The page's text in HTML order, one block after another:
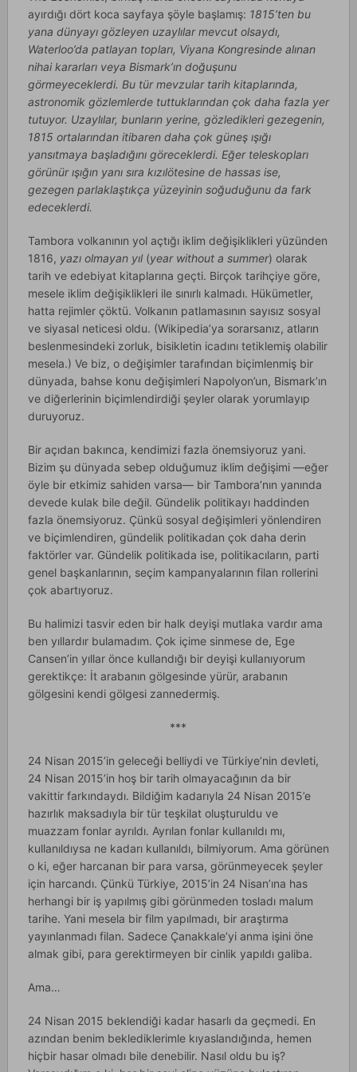
ayırdığı dört koca sayfaya şöyle başlamış: 1815’ten bu
yana dünyayı gözleyen uzaylılar mevcut olsaydı,
Waterloo’da patlayan topları, Viyana Kongresinde alınan
nihai kararları veya Bismark’ın doğuşunu
görmeyeceklerdi. Bu tür mevzular tarih kitaplarında,
astronomik gözlemlerde tuttuklarından çok daha fazla yer
tutuyor. Uzaylılar, bunların yerine, gözledikleri gezegenin,
1815 ortalarından itibaren daha çok güneş ışığı
yansıtmaya başladığını göreceklerdi. Eğer teleskopları
görünür ışığın yanı sıra kızılötesine de hassas ise,
gezegen parlaklaştıkça yüzeyinin soğuduğunu da fark
edeceklerdi.
Tambora volkanının yol açtığı iklim değişiklikleri yüzünden
1816, yazı olmayan yıl(year without a summer) olarak
tarih ve edebiyat kitaplarına geçti. Birçok tarihçiye göre,
mesele iklim değişiklikleri ile sınırlı kalmadı. Hükümetler,
hatta rejimler çöktü. Volkanın patlamasının sayısız sosyal
ve siyasal neticesi oldu. (Wikipedia’ya sorarsanız, atların
beslenmesindeki zorluk, bisikletin icadını tetiklemiş olabilir
mesela.) Ve biz, o değişimler tarafından biçimlenmiş bir
dünyada, bahse konu değişimleri Napolyon’un, Bismark’ın
ve diğerlerinin biçimlendirdiği şeyler olarak yorumlayıp
duruyoruz.
Bir açıdan bakınca, kendimizi fazla önemsiyoruz yani.
Bizim şu dünyada sebep olduğumuz iklim değişimi —eğer
öyle bir etkimiz sahiden varsa— bir Tambora’nın yanında
devede kulak bile değil. Gündelik politikayı haddinden
fazla önemsiyoruz. Çünkü sosyal değişimleri yönlendiren
ve biçimlendiren, gündelik politikadan çok daha derin
faktörler var. Gündelik politikada ise, politikacıların, parti
genel başkanlarının, seçim kampanyalarının filan rollerini
çok abartıyoruz.
Bu halimizi tasvir eden bir halk deyişi mutlaka vardır ama
ben yıllardır bulamadım. Çok içime sinmese de, Ege
Cansen’in yıllar önce kullandığı bir deyişi kullanıyorum
gerektikçe: İt arabanın gölgesinde yürür, arabanın
gölgesini kendi gölgesi zannedermiş.
***
24 Nisan 2015’in geleceği belliydi ve Türkiye’nin devleti,
24 Nisan 2015’in hoş bir tarih olmayacağının da bir
vakittir farkındaydı. Bildiğim kadarıyla 24 Nisan 2015’e
hazırlık maksadıyla bir tür teşkilat oluşturuldu ve
muazzam fonlar ayrıldı. Ayrılan fonlar kullanıldı mı,
kullanıldıysa ne kadarı kullanıldı, bilmiyorum. Ama görünen
o ki, eğer harcanan bir para varsa, görünmeyecek şeyler
için harcandı. Çünkü Türkiye, 2015’in 24 Nisan’ına has
herhangi bir iş yapılmış gibi görünmeden tosladı malum
tarihe. Yani mesela bir film yapılmadı, bir araştırma
yayınlanmadı filan. Sadece Çanakkale’yi anma işini öne
almak gibi, para gerektirmeyen bir cinlik yapıldı galiba.
Ama…
24 Nisan 2015 beklendiği kadar hasarlı da geçmedi. En
azından benim beklediklerimle kıyaslandığında, hemen
hiçbir hasar olmadı bile denebilir. Nasıl oldu bu iş?